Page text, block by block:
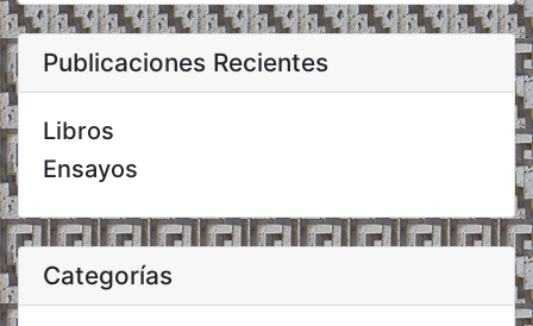
Publicaciones Recientes
Libros
Ensayos
Categorías